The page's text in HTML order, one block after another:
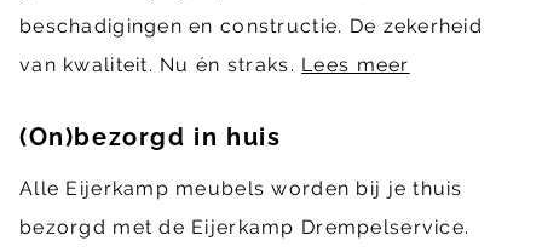
beschadigingen en constructie. De zekerheid
van kwaliteit. Nu én straks. Lees meer
(On)bezorgd in huis
Alle Eijerkamp meubels worden bij je thuis
bezorgd met de Eijerkamp Drempelservice.